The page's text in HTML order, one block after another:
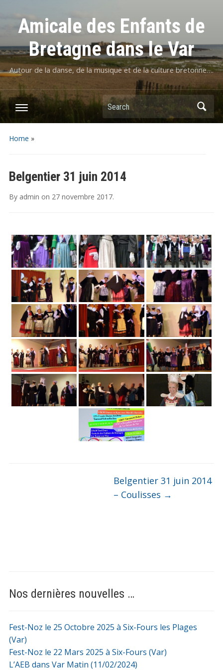
Amicale des Enfants de
Bretagne dans le Var
Autour de la danse, de la musique et de la culture bretonne….
Home »
Belgentier 31 juin 2014
By admin on 27 novembre 2017.
Belgentier 31 juin 2014
– Coulisses →
Nos dernières nouvelles …
Fest-Noz le 25 Octobre 2025 à Six-Fours les Plages
(Var)
Fest-Noz le 22 Mars 2025 à Six-Fours (Var)
L’AEB dans Var Matin (11/02/2024)